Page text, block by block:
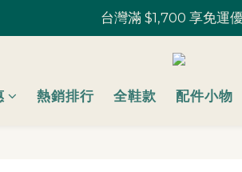
款 一雙9折 U粉兩雙以上8折 (請務必
U粉就是你！加入會員 $200 購
款 一雙9折 U粉兩雙以上8折 (請務必
熱銷排行 全鞋款 配件小物